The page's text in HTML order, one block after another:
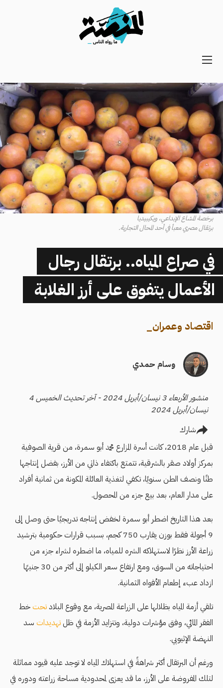
Main
Secondary
Navigation
برخصة المشاع الإبداعي، ويكيبيديا
برتقال مصري معبأ في أحد المحال التجارية.
في صراع المياه.. برتقال رجال
الأعمال يتفوق على أرز الغلابة
اقتصاد وعمران_
وسام حمدي
منشور الأربعاء 3 نيسان/أبريل 2024 - آخر تحديث الخميس 4
نيسان/أبريل 2024
شارك
قبل عام 2018، كانت أسرة المزارع محمد أبو سمرة، من قرية الصوفية
بمركز أولاد صقر بالشرقية، تتمتع باكتفاء ذاتي من الأرز، بفضل إنتاجها
طنًا ونصف الطن سنويًا، تكفي لتغذية العائلة المكونة من ثمانية أفراد
على مدار العام، بعد بيع جزء من المحصول.
بعد هذا التاريخ اضطر أبو سمرة لخفض إنتاجه تدريجيًا حتى وصل إلى
9 أجولة فقط بوزن يقارب 750 كجم، بسبب قرارات حكومية بترشيد
زراعة الأرز نظرًا لاستهلاكه الشره للمياه، ما اضطره لشراء جزء من
احتياجاته من السوق، ومع ارتفاع سعر الكيلو إلى أكثر من 30 جنيهًا
ازداد عبء إطعام الأفواه الثمانية.
تلقي أزمة المياه بظلالها على الزراعة المصرية، مع وقوع البلادتحت خط
الفقر المائي، وفق مؤشرات دولية، وتتزايد الأزمة في ظلتهديدات سد
النهضة الإثيوبي.
ورغم أن البرتقال أكثر شراهةً في استهلاك المياه لا توجد عليه قيود مماثلة
لتلك المفروضة على الأرز، ما قد يعزى لمحدودية مساحة زراعته ودوره في